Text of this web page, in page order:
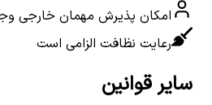
امکان پذیرش مهمان خارجی
رعایت نظافت الزامی است
سایر قوانین